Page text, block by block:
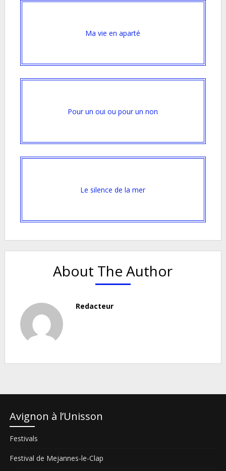
Ma vie en aparté
Pour un oui ou pour un non
Le silence de la mer
About The Author
Redacteur
Avignon à l’Unisson
Festivals
Festival de Mejannes-le-Clap